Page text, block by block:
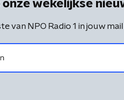
onze wekelijkse
van NPO Radio 1 in jouw